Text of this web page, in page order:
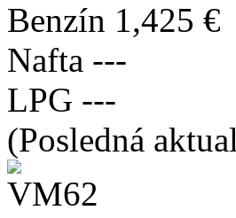
Benzín 1,425 €
Nafta ---
LPG ---
(Posledná